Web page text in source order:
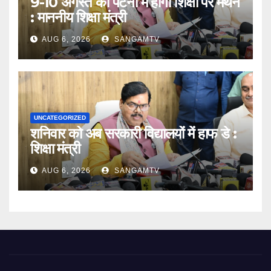
: माननीय शिक्षा मंत्री
AUG 6, 2026 SANGAMTV
UNCATEGORIZED
शनिवार को अब सरकारी विद्यालयों में हाफ डे :
शिक्षा मंत्री
AUG 6, 2026 SANGAMTV